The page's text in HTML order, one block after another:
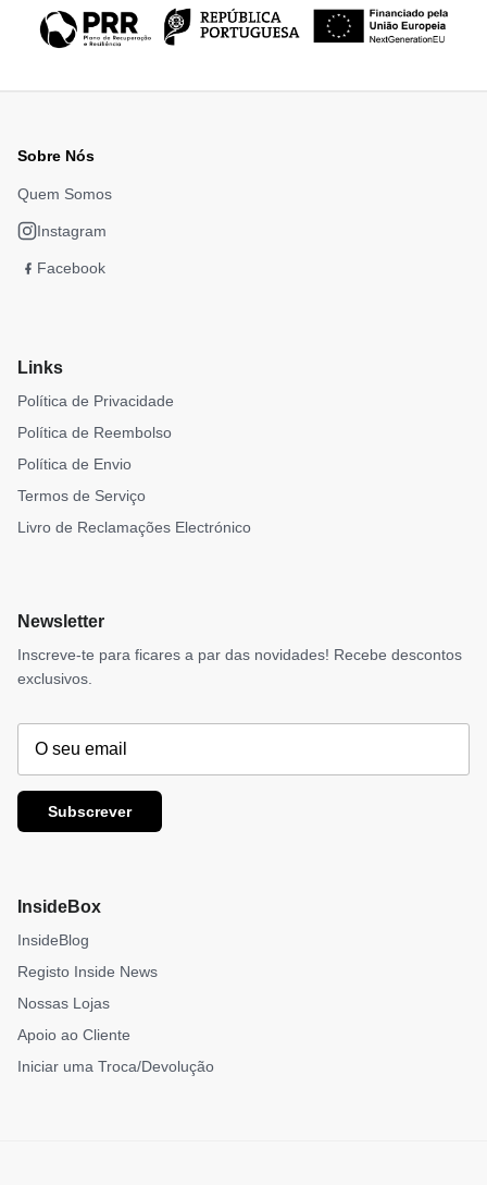
Sobre Nós
Quem Somos
Instagram
Facebook
Links
Política de Privacidade
Política de Reembolso
Política de Envio
Termos de Serviço
Livro de Reclamações Electrónico
Newsletter
Inscreve-te para ficares a par das novidades! Recebe descontos
exclusivos.
Subscrever
InsideBox
InsideBlog
Registo Inside News
Nossas Lojas
Apoio ao Cliente
Iniciar uma Troca/Devolução